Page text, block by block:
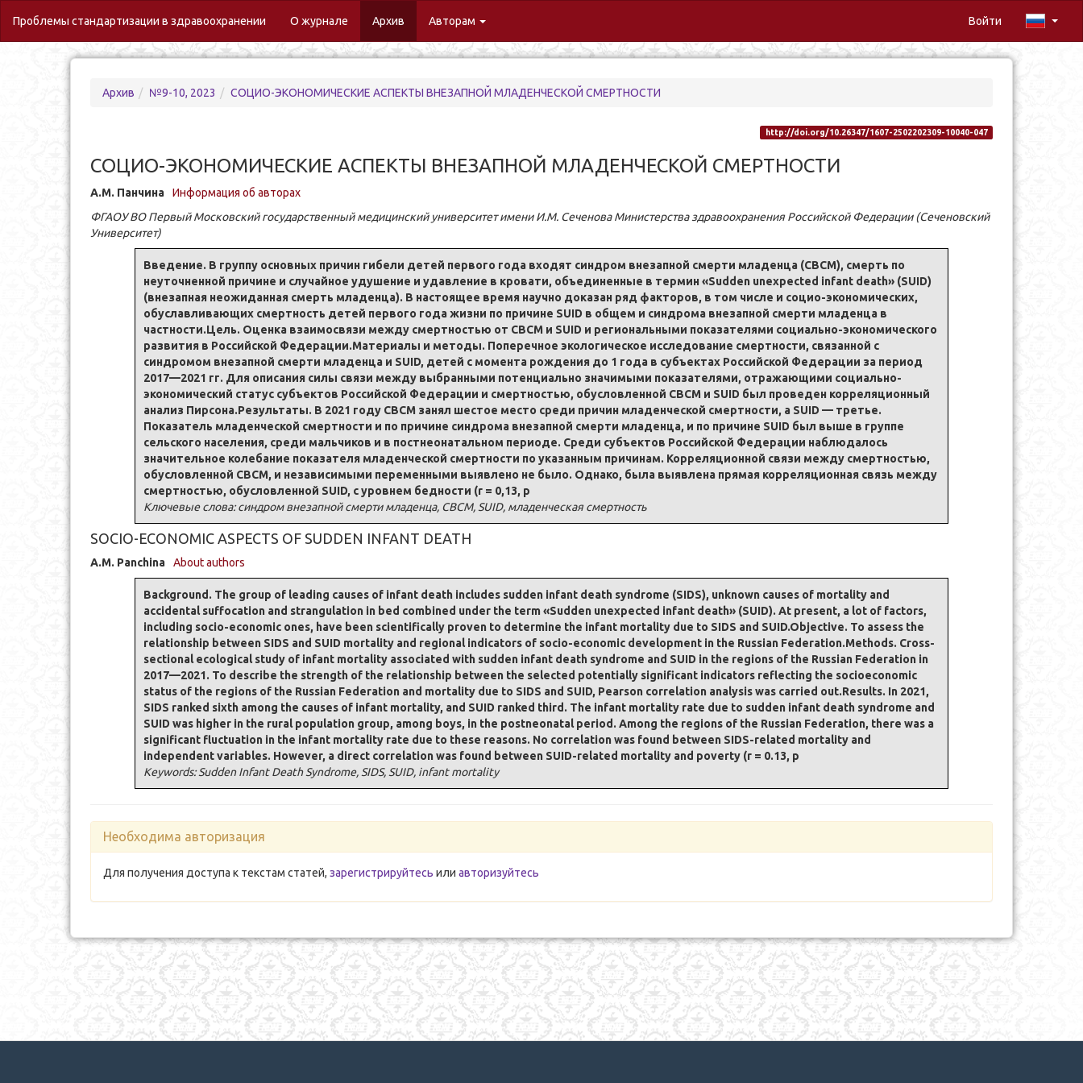
Проблемы стандартизации в здравоохранении О журнале (current)
Архив Авторам Войти
Архив №9-10, 2023 СОЦИО-ЭКОНОМИЧЕСКИЕ АСПЕКТЫ ВНЕЗАПНОЙ МЛАДЕНЧЕСКОЙ СМЕРТНОСТИ
http://doi.org/10.26347/1607-2502202309-10040-047
СОЦИО-ЭКОНОМИЧЕСКИЕ АСПЕКТЫ ВНЕЗАПНОЙ МЛАДЕНЧЕСКОЙ СМЕРТНОСТИ
А.М. Панчина
Информация об авторах
ФГАОУ ВО Первый Московский государственный медицинский университет имени И.М. Сеченова Министерства здравоохранения Российской Федерации (Сеченовский
Университет)
Введение. В группу основных причин гибели детей первого года входят синдром внезапной смерти младенца (СВСМ), смерть по
неуточненной причине и случайное удушение и удавление в кровати, объединенные в термин «Sudden unexpected infant death» (SUID)
(внезапная неожиданная смерть младенца). В настоящее время научно доказан ряд факторов, в том числе и социо-экономических,
обуславливающих смертность детей первого года жизни по причине SUID в общем и синдрома внезапной смерти младенца в
частности.Цель. Оценка взаимосвязи между смертностью от СВСМ и SUID и региональными показателями социально-экономического
развития в Российской Федерации.Материалы и методы. Поперечное экологическое исследование смертности, связанной с
синдромом внезапной смерти младенца и SUID, детей с момента рождения до 1 года в субъектах Российской Федерации за период
2017—2021 гг. Для описания силы связи между выбранными потенциально значимыми показателями, отражающими социально-
экономический статус субъектов Российской Федерации и смертностью, обусловленной СВСМ и SUID был проведен корреляционный
анализ Пирсона.Результаты. В 2021 году СВСМ занял шестое место среди причин младенческой смертности, а SUID — третье.
Показатель младенческой смертности и по причине синдрома внезапной смерти младенца, и по причине SUID был выше в группе
сельского населения, среди мальчиков и в постнеонатальном периоде. Среди субъектов Российской Федерации наблюдалось
значительное колебание показателя младенческой смертности по указанным причинам. Корреляционной связи между смертностью,
обусловленной СВСМ, и независимыми переменными выявлено не было. Однако, была выявлена прямая корреляционная связь между
смертностью, обусловленной SUID, с уровнем бедности (r = 0,13, p
Ключевые слова: синдром внезапной смерти младенца, СВСМ, SUID, младенческая смертность
SOCIO-ECONOMIC ASPECTS OF SUDDEN INFANT DEATH
A.M. Panchina About authors
Background. The group of leading causes of infant death includes sudden infant death syndrome (SIDS), unknown causes of mortality and
accidental suffocation and strangulation in bed combined under the term «Sudden unexpected infant death» (SUID). At present, a lot of factors,
including socio-economic ones, have been scientifically proven to determine the infant mortality due to SIDS and SUID.Objective. To assess the
relationship between SIDS and SUID mortality and regional indicators of socio-economic development in the Russian Federation.Methods. Cross-
sectional ecological study of infant mortality associated with sudden infant death syndrome and SUID in the regions of the Russian Federation in
2017—2021. To describe the strength of the relationship between the selected potentially significant indicators reflecting the socioeconomic
status of the regions of the Russian Federation and mortality due to SIDS and SUID, Pearson correlation analysis was carried out.Results. In 2021,
SIDS ranked sixth among the causes of infant mortality, and SUID ranked third. The infant mortality rate due to sudden infant death syndrome and
SUID was higher in the rural population group, among boys, in the postneonatal period. Among the regions of the Russian Federation, there was a
significant fluctuation in the infant mortality rate due to these reasons. No correlation was found between SIDS-related mortality and
independent variables. However, a direct correlation was found between SUID-related mortality and poverty (r = 0.13, p
Keywords: Sudden Infant Death Syndrome, SIDS, SUID, infant mortality
Необходима авторизация
Для получения доступа к текстам статей, зарегистрируйтесь или авторизуйтесь